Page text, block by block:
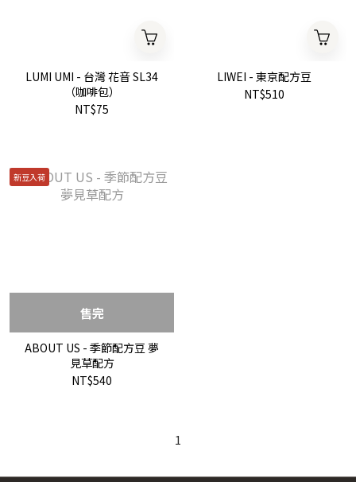
LUMI UMI - 台灣 花音 SL34
（咖啡包）
NT$75
LIWEI - 東京配方豆
NT$510
新豆入荷
售完
ABOUT US - 季節配方豆 夢
見草配方
NT$540
1